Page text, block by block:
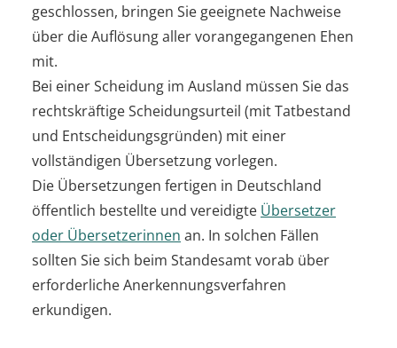
geschlossen, bringen Sie geeignete Nachweise
über die Auflösung aller vorangegangenen Ehen
mit.
Bei einer Scheidung im Ausland müssen Sie das
rechtskräftige Scheidungsurteil (mit Tatbestand
und Entscheidungsgründen) mit einer
vollständigen Übersetzung vorlegen.
Die Übersetzungen fertigen in Deutschland
öffentlich bestellte und vereidigte Übersetzer
oder Übersetzerinnen an. In solchen Fällen
sollten Sie sich beim Standesamt vorab über
erforderliche Anerkennungsverfahren
erkundigen.